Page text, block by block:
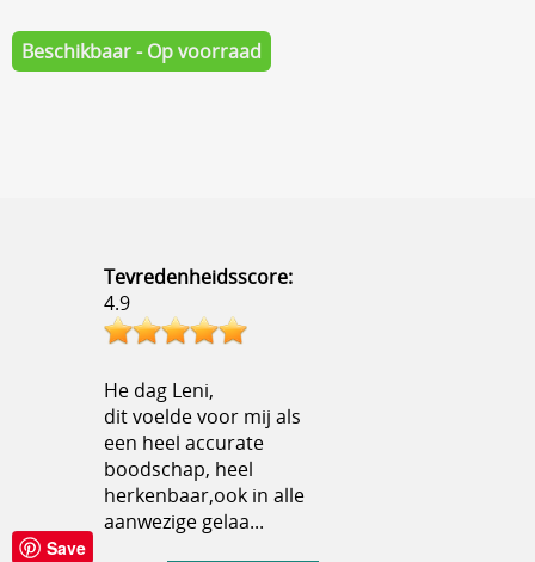
Save
Tevredenheidsscore:
4.9
He dag Leni,
dit voelde voor mij als
een heel accurate
boodschap, heel
herkenbaar,ook in alle
aanwezige gelaa...
Beschikbaar - Op voorraad